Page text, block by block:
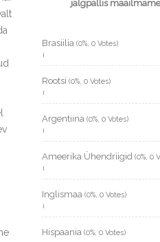
jalgpallis
Brasiilia (0%, 0 Votes)
Rootsi (0%, 0 Votes)
Argentiina (0%, 0 Votes)
Ameerika Ühendriigid (0%, 0
Inglismaa (0%, 0 Votes)
Hispaania (0%, 0 Votes)